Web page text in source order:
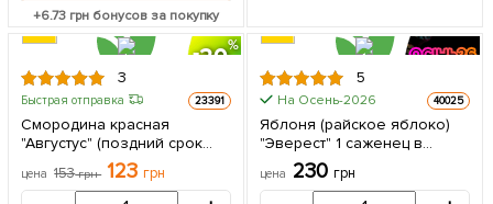
+6.73грн бонусов за покупку
20
3
Быстрая отправка 23391
Смородина красная
"Августус" (поздний срок
созревания) 1 саженец в
упаковке
цена 153грн 123 грн
5
На Осень-2026 40025
Яблоня (райское яблоко)
"Эверест" 1 саженец в
упаковке
цена 230 грн